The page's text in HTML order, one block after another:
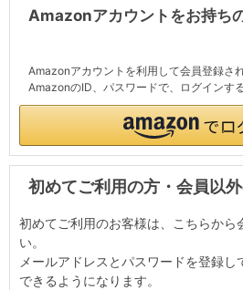
Amazonアカウントをお持ち
Amazonアカウントを利用して会員登録さ
AmazonのID、パスワードで、ログインす
初めてご利用の方・会員以
初めてご利用のお客様は、こちらから
い。
メールアドレスとパスワードを登録
できるようになります。